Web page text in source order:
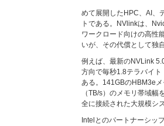
めて展開したHPC、AI、
トである。NVlinkは、
ワークロード向けの高性
いが、その代償として独
例えば、最新のNVLink
方向で毎秒1.8テラバイ
ある。141GBのHBM3e
（TB/s）のメモリ帯域
全に接続された大規模シ
Intelとのパートナーシッ